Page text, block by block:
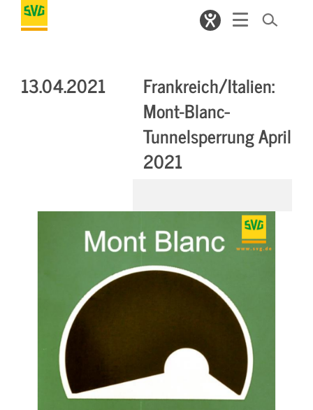
13.04.2021
Frankreich/Italien:
Mont­-Blanc­
Tunnelsperrung April
2021